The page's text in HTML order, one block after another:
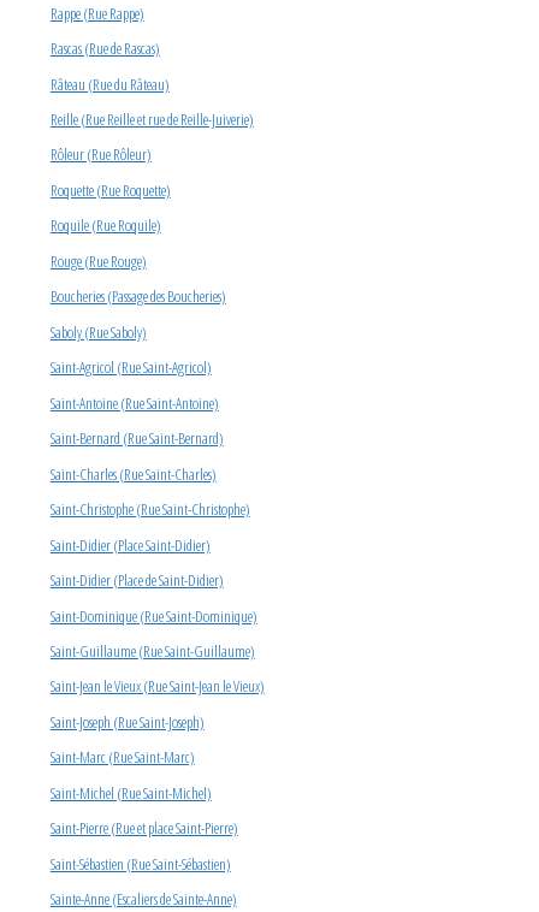
Rappe (Rue Rappe)
Rascas (Rue de Rascas)
Râteau (Rue du Râteau)
Reille (Rue Reille et rue de Reille-Juiverie)
Rôleur (Rue Rôleur)
Roquette (Rue Roquette)
Roquile (Rue Roquile)
Rouge (Rue Rouge)
Boucheries (Passage des Boucheries)
Saboly (Rue Saboly)
Saint-Agricol (Rue Saint-Agricol)
Saint-Antoine (Rue Saint-Antoine)
Saint-Bernard (Rue Saint-Bernard)
Saint-Charles (Rue Saint-Charles)
Saint-Christophe (Rue Saint-Christophe)
Saint-Didier (Place Saint-Didier)
Saint-Didier (Place de Saint-Didier)
Saint-Dominique (Rue Saint-Dominique)
Saint-Guillaume (Rue Saint-Guillaume)
Saint-Jean le Vieux (Rue Saint-Jean le Vieux)
Saint-Joseph (Rue Saint-Joseph)
Saint-Marc (Rue Saint-Marc)
Saint-Michel (Rue Saint-Michel)
Saint-Pierre (Rue et place Saint-Pierre)
Saint-Sébastien (Rue Saint-Sébastien)
Sainte-Anne (Escaliers de Sainte-Anne)